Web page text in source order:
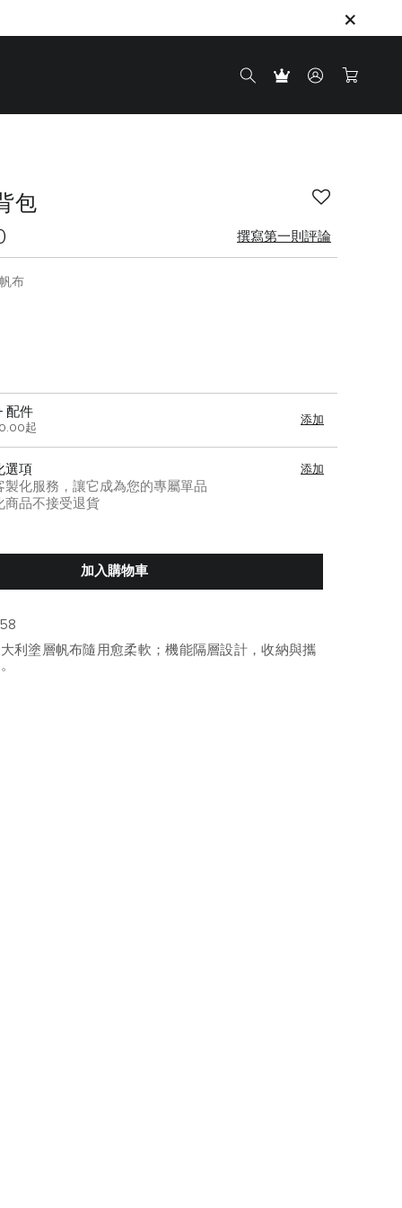
包
撰寫第一則評論
布
配件
起
添加
選項
製化服務，讓它成為您的專屬單品
商品不接受退貨
添加
加入購物車
利塗層帆布隨用愈柔軟；機能隔層設計，收納與攜